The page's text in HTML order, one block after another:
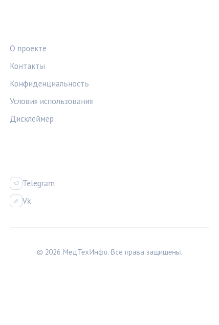
О проекте
Контакты
Конфиденциальность
Условия использования
Дисклеймер
Telegram
Vk
© 2026 МедТехИнфо. Все права защищены.